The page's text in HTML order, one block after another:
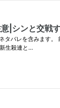
|シンと交戦
バレを含みます
生殺連と…